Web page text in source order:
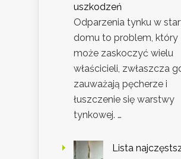
uszkodzeń
Odparzenia tynku w
domu to problem, który
może zaskoczyć wielu
właścicieli, zwłaszcza
zauważają pęcherze i
łuszczenie się warstwy
tynkowej. …
Lista